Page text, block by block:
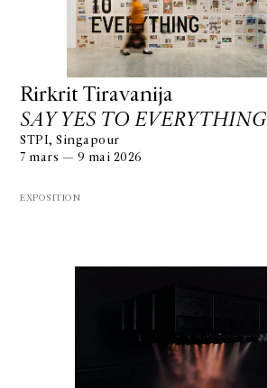
Rirkrit Tiravanija
SAY YES TO EVERYTHING
STPI, Singapour
7 mars — 9 mai 2026
EXPOSITION